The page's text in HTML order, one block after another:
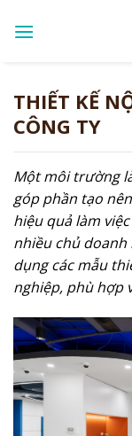
THIẾT KẾ
CÔNG TY
Một môi trường
góp phần tạo
hiệu quả làm
nhiều chủ doanh
dụng các mẫu
nghiệp, phù hợp